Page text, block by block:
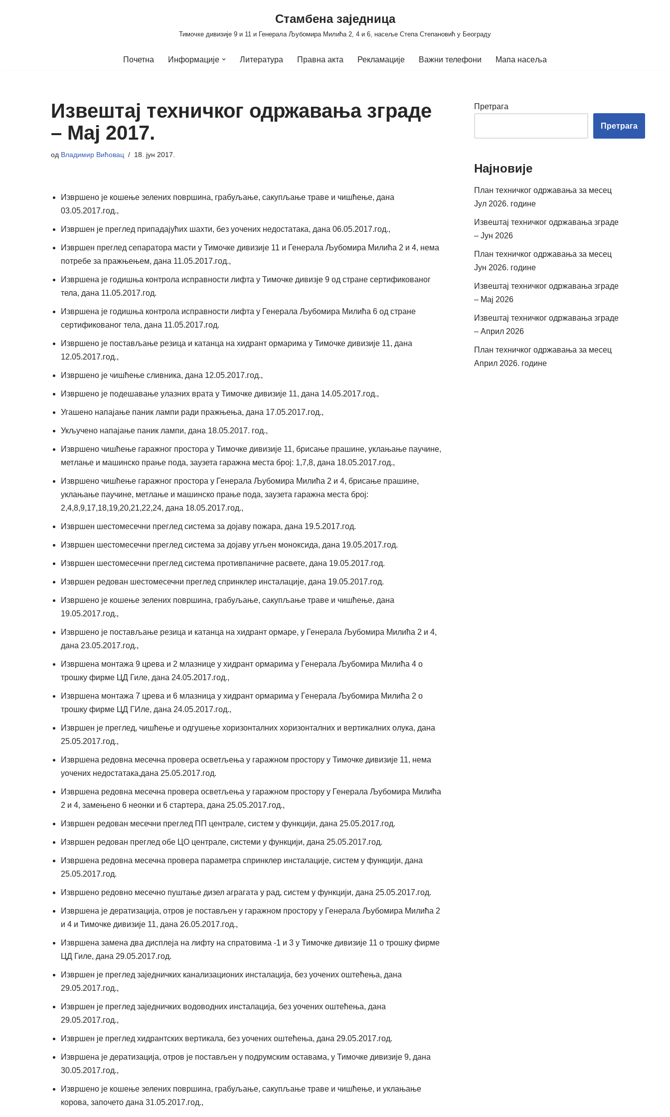
Стамбена заједница
Тимочке дивизије 9 и 11 и Генерала Љубомира Милића 2, 4 и 6, насеље Степа Степановић у Београду
Почетна Информације Литература Правна акта Рекламације Важни телефони Мапа насеља
Извештај техничког одржавања зграде
– Мај 2017.
од Владимир Вићовац 18. јун 2017.
Извршено је кошење зелених површина, грабуљање, сакупљање траве и чишћење, дана
03.05.2017.год.,
Извршен је преглед припадајућих шахти, без уочених недостатака, дана 06.05.2017.год.,
Извршен преглед сепаратора масти у Тимочке дивизије 11 и Генерала Љубомира Милића 2 и 4, нема
потребе за пражњењем, дана 11.05.2017.год.,
Извршена је годишња контрола исправности лифта у Тимочке дивизје 9 од стране сертификованог
тела, дана 11.05.2017.год.
Извршена је годишња контрола исправности лифта у Генерала Љубомира Милића 6 од стране
сертификованог тела, дана 11.05.2017.год.
Извршено је постављање резица и катанца на хидрант ормарима у Тимочке дивизије 11, дана
12.05.2017.год.,
Извршено је чишћење сливника, дана 12.05.2017.год.,
Извршено је подешавање улазних врата у Тимочке дивизије 11, дана 14.05.2017.год.,
Угашено напајање паник лампи ради пражњења, дана 17.05.2017.год.,
Укључено напајање паник лампи, дана 18.05.2017. год.,
Извршено чишћење гаражног простора у Тимочке дивизије 11, брисање прашине, уклањање паучине,
метлање и машинско прање пода, заузета гаражна места број: 1,7,8, дана 18.05.2017.год.,
Извршено чишћење гаражног простора у Генерала Љубомира Милића 2 и 4, брисање прашине,
уклањање паучине, метлање и машинско прање пода, заузета гаражна места број:
2,4,8,9,17,18,19,20,21,22,24, дана 18.05.2017.год.,
Извршен шестомесечни преглед система за дојаву пожара, дана 19.5.2017.год.
Извршен шестомесечни преглед система за дојаву угљен моноксида, дана 19.05.2017.год.
Извршен шестомесечни преглед система противпаничне расвете, дана 19.05.2017.год.
Извршен редован шестомесечни преглед спринклер инсталације, дана 19.05.2017.год.
Извршено је кошење зелених површина, грабуљање, сакупљање траве и чишћење, дана
19.05.2017.год.,
Извршено је постављање резица и катанца на хидрант ормаре, у Генерала Љубомира Милића 2 и 4,
дана 23.05.2017.год.,
Извршена монтажа 9 црева и 2 млазнице у хидрант ормарима у Генерала Љубомира Милића 4 о
трошку фирме ЦД Гиле, дана 24.05.2017.год.,
Извршена монтажа 7 црева и 6 млазница у хидрант ормарима у Генерала Љубомира Милића 2 о
трошку фирме ЦД ГИле, дана 24.05.2017.год.,
Извршен је преглед, чишћење и одгушење хоризонталних хоризонталних и вертикалних олука, дана
25.05.2017.год.,
Извршена редовна месечна провера осветљења у гаражном простору у Тимочке дивизије 11, нема
уочених недостатака,дана 25.05.2017.год.
Извршена редовна месечна провера осветљења у гаражном простору у Генерала Љубомира Милића
2 и 4, замењено 6 неонки и 6 стартера, дана 25.05.2017.год.,
Извршен редован месечни преглед ПП централе, систем у функцији, дана 25.05.2017.год.
Извршен редован преглед обе ЦО централе, системи у функцији, дана 25.05.2017.год.
Извршена редовна месечна провера параметра спринклер инсталације, систем у функцији, дана
25.05.2017.год.
Извршено редовно месечно пуштање дизел аграгата у рад, систем у функцији, дана 25.05.2017.год.
Извршена је дератизација, отров је постављен у гаражном простору у Генерала Љубомира Милића 2
и 4 и Тимочке дивизије 11, дана 26.05.2017.год.,
Извршена замена два дисплеја на лифту на спратовима -1 и 3 у Тимочке дивизије 11 о трошку фирме
ЦД Гиле, дана 29.05.2017.год.
Извршен је преглед заједничких канализационих инсталација, без уочених оштећења, дана
29.05.2017.год.,
Извршен је преглед заједничких водоводних инсталација, без уочених оштећења, дана
29.05.2017.год.,
Извршен је преглед хидрантских вертикала, без уочених оштећења, дана 29.05.2017.год.
Извршена је дератизација, отров је постављен у подрумским оставама, у Тимочке дивизије 9, дана
30.05.2017.год.,
Извршено је кошење зелених површина, грабуљање, сакупљање траве и чишћење, и уклањање
корова, започето дана 31.05.2017.год.,
Претрага
Претрага
Најновије
План техничког одржавања за месец
Јул 2026. године
Извештај техничког одржавања зграде
– Јун 2026
План техничког одржавања за месец
Јун 2026. године
Извештај техничког одржавања зграде
– Мај 2026
Извештај техничког одржавања зграде
– Април 2026
План техничког одржавања за месец
Април 2026. године